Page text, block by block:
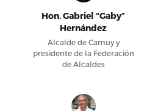
Hon. Gabriel “Gaby”
Hernández
Alcalde de Camuy y
presidente de la Federación
de Alcaldes